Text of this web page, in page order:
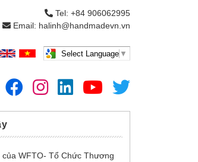
Tel: +84 906062995
Email: halinh@handmadevn.vn
Select Language ▼
WFTO- Tổ Chức Thương